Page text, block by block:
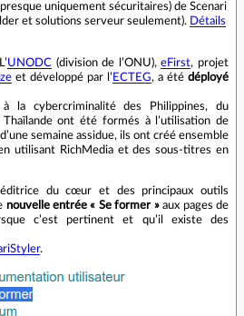
uniquement sécuritaires) de Scenari
et solutions serveur seulement).
Détails
UNODC (division de l’ONU),eFirst, projet
et développé par l’ ECTEG, a été déployé
la cybercriminalité des Philippines, du
ont été formés à l’utilisation de
semaine assidue, ils ont créé ensemble
utilisant RichMedia et des sous-titres en
du cœur et des principaux outils
nouvelle entrée « Se former »aux pages de
c’est pertinent et qu’il existe des
.